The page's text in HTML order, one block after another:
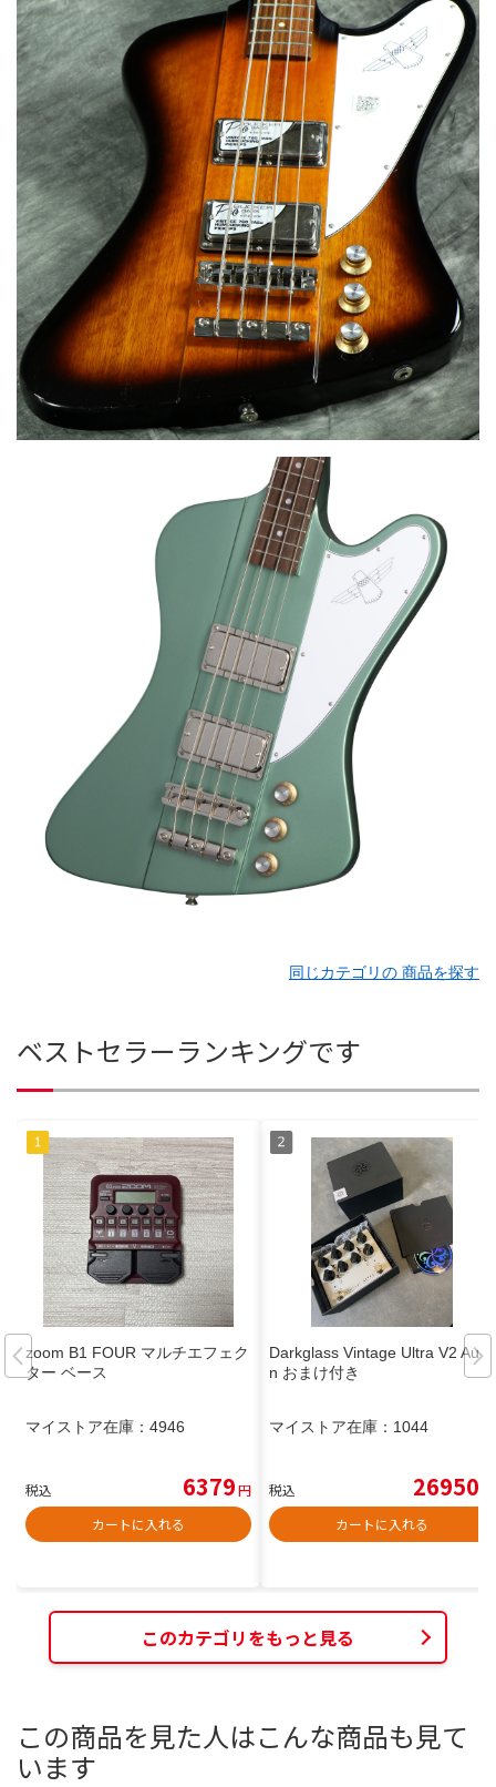
同じカテゴリの 商品を探す
ベストセラーランキングです
zoom B1 FOUR マルチエフェク
ター ベース
マイストア在庫： 4946
税込 6379円
カートに入れる
Darkglass Vintage Ultra V2 Aux i
n おまけ付き
マイストア在庫： 1044
税込 26950
カートに入れる
このカテゴリをもっと見る
この商品を見た人はこんな商品も見て
います